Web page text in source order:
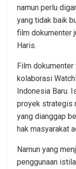
namun perlu
yang tidak baik
film dokumenter
Haris.
Film
kolaborasi
Indonesia Baru.
proyek strategis
yang dianggap
hak masyarakat
Namun yang
penggunaan